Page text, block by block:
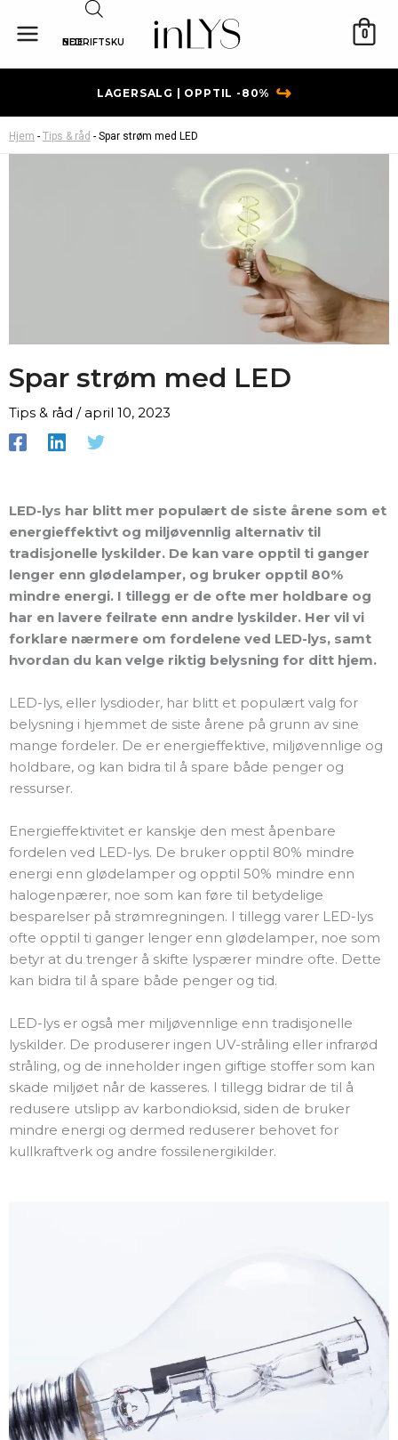
rett
innholdet
BEDRIFTSKUNDE
0
LAGERSALG | OPPTIL -80% ↪
Hjem - Tips & råd - Spar strøm med LED
Spar strøm med LED
Tips & råd /april 10, 2023
LED-lys har blitt mer populært de siste årene som et
energieffektivt og miljøvennlig alternativ til
tradisjonelle lyskilder. De kan vare opptil ti ganger
lenger enn glødelamper, og bruker opptil 80%
mindre energi. I tillegg er de ofte mer holdbare og
har en lavere feilrate enn andre lyskilder. Her vil vi
forklare nærmere om fordelene ved LED-lys, samt
hvordan du kan velge riktig belysning for ditt hjem.
LED-lys, eller lysdioder, har blitt et populært valg for
belysning i hjemmet de siste årene på grunn av sine
mange fordeler. De er energieffektive, miljøvennlige og
holdbare, og kan bidra til å spare både penger og
ressurser.
Energieffektivitet er kanskje den mest åpenbare
fordelen ved LED-lys. De bruker opptil 80% mindre
energi enn glødelamper og opptil 50% mindre enn
halogenpærer, noe som kan føre til betydelige
besparelser på strømregningen. I tillegg varer LED-lys
ofte opptil ti ganger lenger enn glødelamper, noe som
betyr at du trenger å skifte lyspærer mindre ofte. Dette
kan bidra til å spare både penger og tid.
LED-lys er også mer miljøvennlige enn tradisjonelle
lyskilder. De produserer ingen UV-stråling eller infrarød
stråling, og de inneholder ingen giftige stoffer som kan
skade miljøet når de kasseres. I tillegg bidrar de til å
redusere utslipp av karbondioksid, siden de bruker
mindre energi og dermed reduserer behovet for
kullkraftverk og andre fossilenergikilder.